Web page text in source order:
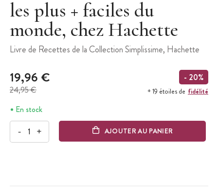
les plus + faciles du
monde, chez Hachette
Livre de Recettes de la Collection Simplissime, Hachette
19,96 €
24,95 €
- 20%
+ 19 étoiles de fidélité
En stock
- + AJOUTER AU PANIER